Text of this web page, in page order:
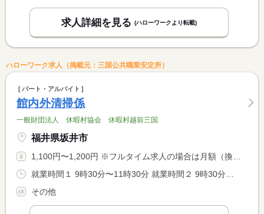
求人詳細を見る (ハローワークより転載)
ハローワーク求人（掲載元：三国公共職業安定所）
パート・アルバイト
館内外清掃係
一般財団法人 休暇村協会 休暇村越前三国
福井県坂井市
1,100円〜1,200円 ※フルタイム求人の場合は月額（換算額）、パート求人の場合は時間額を表示しています。
その他